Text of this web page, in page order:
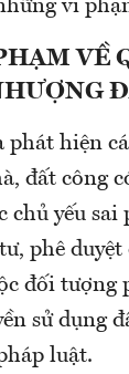
vi
VỀ
phát hiện
đất công
chủ yếu sai
phê
đối tượng
sử dụng
luật.